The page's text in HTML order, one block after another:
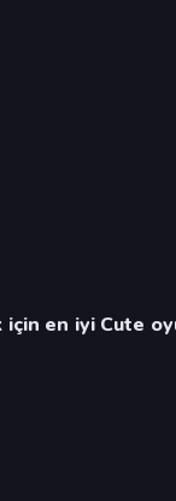
en iyi Cute